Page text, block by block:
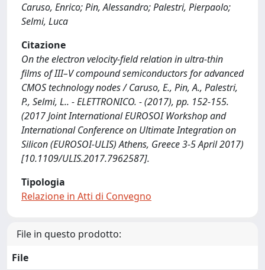
Caruso, Enrico; Pin, Alessandro; Palestri, Pierpaolo;
Selmi, Luca
Citazione
On the electron velocity-field relation in ultra-thin
films of III–V compound semiconductors for advanced
CMOS technology nodes / Caruso, E., Pin, A., Palestri,
P., Selmi, L.. - ELETTRONICO. - (2017), pp. 152-155.
(2017 Joint International EUROSOI Workshop and
International Conference on Ultimate Integration on
Silicon (EUROSOI-ULIS) Athens, Greece 3-5 April 2017)
[10.1109/ULIS.2017.7962587].
Tipologia
Relazione in Atti di Convegno
File in questo prodotto:
File